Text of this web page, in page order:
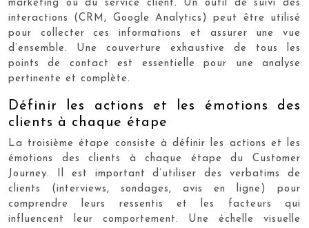
marketing ou du service client. Un outil de suivi des
interactions (CRM, Google Analytics) peut être utilisé
pour collecter ces informations et assurer une vue
d’ensemble. Une couverture exhaustive de tous les
points de contact est essentielle pour une analyse
pertinente et complète.
Définir les actions et les émotions des
clients à chaque étape
La troisième étape consiste à définir les actions et les
émotions des clients à chaque étape du Customer
Journey. Il est important d’utiliser des verbatims de
clients (interviews, sondages, avis en ligne) pour
comprendre leurs ressentis et les facteurs qui
influencent leur comportement. Une échelle visuelle